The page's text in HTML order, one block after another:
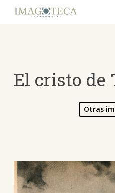
El cristo de
Otras